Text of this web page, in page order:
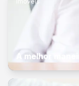
A melhor